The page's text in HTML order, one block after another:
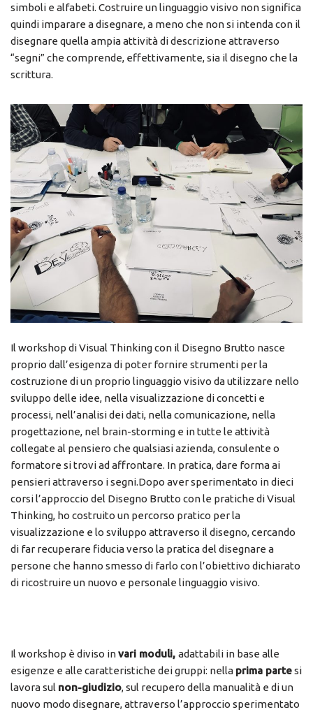
simboli e alfabeti. Costruire un linguaggio visivo non significa
quindi imparare a disegnare, a meno che non si intenda con il
disegnare quella ampia attività di descrizione attraverso
“segni” che comprende, effettivamente, sia il disegno che la
scrittura.
Il workshop di Visual Thinking con il Disegno Brutto nasce
proprio dall’esigenza di poter fornire strumenti per la
costruzione di un proprio linguaggio visivo da utilizzare nello
sviluppo delle idee, nella visualizzazione di concetti e
processi, nell’analisi dei dati, nella comunicazione, nella
progettazione, nel brain-storming e in tutte le attività
collegate al pensiero che qualsiasi azienda, consulente o
formatore si trovi ad affrontare. In pratica, dare forma ai
pensieri attraverso i segni.Dopo aver sperimentato in dieci
corsi l’approccio del Disegno Brutto con le pratiche di Visual
Thinking, ho costruito un percorso pratico per la
visualizzazione e lo sviluppo attraverso il disegno, cercando
di far recuperare fiducia verso la pratica del disegnare a
persone che hanno smesso di farlo con l’obiettivo dichiarato
di ricostruire un nuovo e personale linguaggio visivo.
Il workshop è diviso invari moduli, adattabili in base alle
esigenze e alle caratteristiche dei gruppi: nella prima partesi
lavora sul non-giudizio, sul recupero della manualità e di un
nuovo modo disegnare, attraverso l’approccio sperimentato